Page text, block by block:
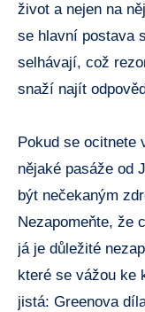
život a nejen na
se hlavní postava
selhávají, což
snaží najít
Pokud se
nějaké pasáže od
být nečekaným
Nezapomeňte, že
já je důležité
které se vážou ke
jistá: Greenova